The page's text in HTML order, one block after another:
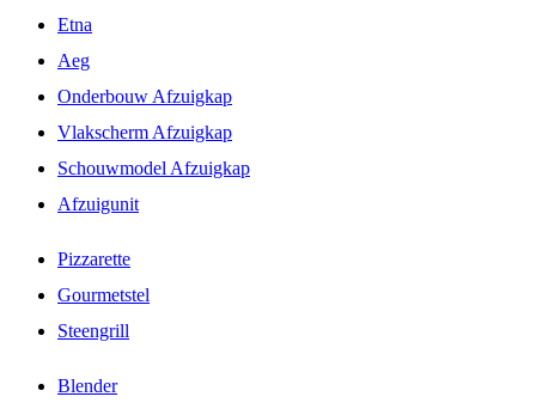
Etna
Aeg
Onderbouw Afzuigkap
Vlakscherm Afzuigkap
Schouwmodel Afzuigkap
Afzuigunit
Pizzarette
Gourmetstel
Steengrill
Blender